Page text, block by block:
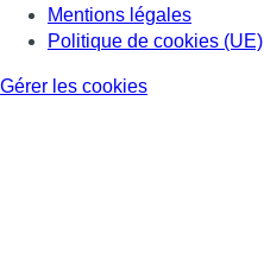
Mentions légales
Politique de cookies (UE)
Gérer les cookies